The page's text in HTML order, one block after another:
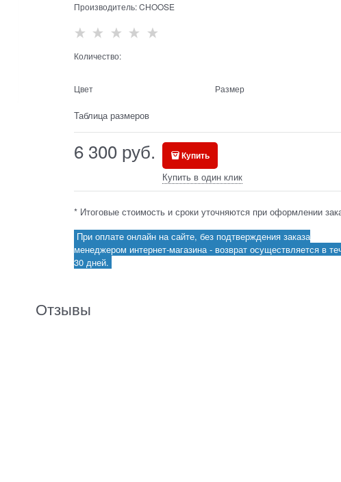
Производитель:CHOOSE
Количество:
Цвет Размер
Таблица размеров
6 300 руб. Купить
Купить в один клик
* Итоговые стоимость и сроки уточняются при оформлении
При оплате онлайн на сайте, без подтверждения заказа
менеджером интернет-магазина - возврат осуществляется в
30 дней.
Отзывы